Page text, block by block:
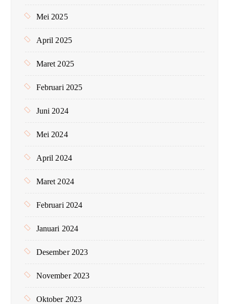
Mei 2025
April 2025
Maret 2025
Februari 2025
Juni 2024
Mei 2024
April 2024
Maret 2024
Februari 2024
Januari 2024
Desember 2023
November 2023
Oktober 2023